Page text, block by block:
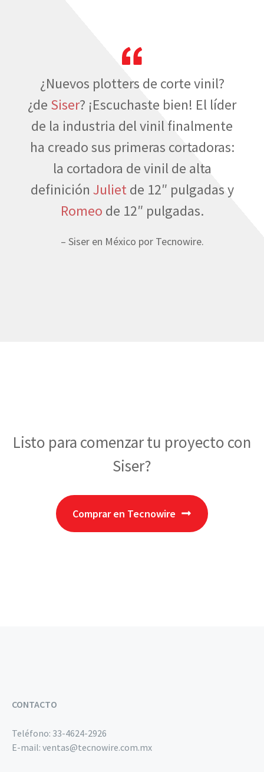
¿Nuevos plotters de corte vinil?
¿de Siser? ¡Escuchaste bien! El líder
de la industria del vinil finalmente
ha creado sus primeras cortadoras:
la cortadora de vinil de alta
definición Julietde 12″ pulgadas y
Romeo de 12″ pulgadas.
– Siser en México por Tecnowire.
Listo para comenzar tu proyecto con
Siser?
Comprar en Tecnowire
CONTACTO
Teléfono: 33-4624-2926
E-mail: ventas@tecnowire.com.mx